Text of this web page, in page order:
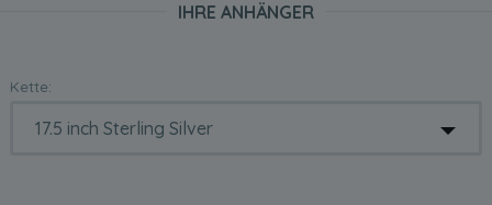
IHRE ANHÄNGER
Kette: